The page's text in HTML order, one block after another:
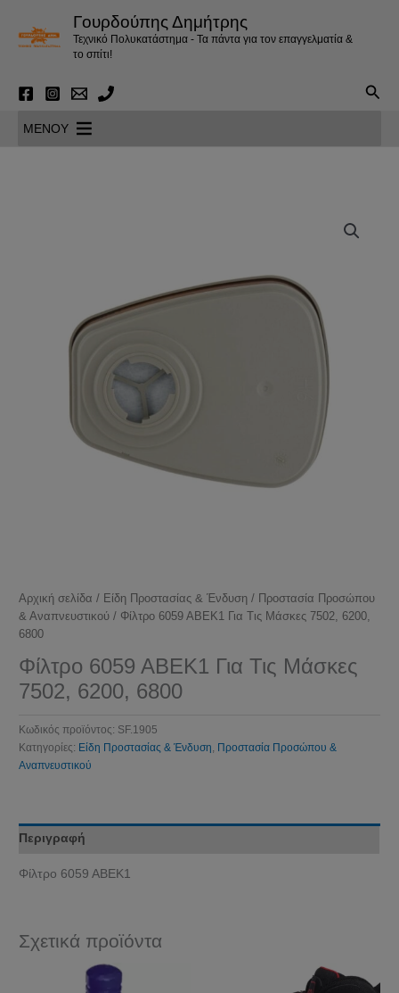
περιεχόμενο
Γουρδούπης Δημήτρης
Τεχνικό Πολυκατάστημα - Τα πάντα για τον επαγγελματία &
το σπίτι!
MENOY
Αρχική σελίδα / Είδη Προστασίας & Ένδυση / Προστασία Προσώπου
& Αναπνευστικού / Φίλτρo 6059 ABEK1 Για Τις Μάσκες 7502, 6200,
6800
Φίλτρo 6059 ABEK1 Για Τις Μάσκες
7502, 6200, 6800
Κωδικός προϊόντος: SF.1905
Κατηγορίες: Είδη Προστασίας & Ένδυση, Προστασία Προσώπου &
Αναπνευστικού
Περιγραφή
Φίλτρo 6059 ABEK1
Σχετικά προϊόντα